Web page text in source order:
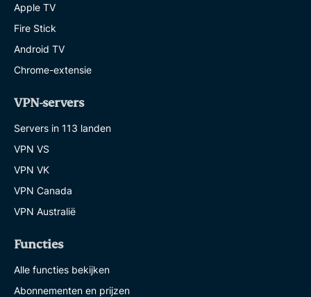
Apple TV
Fire Stick
Android TV
Chrome-extensie
VPN-servers
Servers in 113 landen
VPN VS
VPN VK
VPN Canada
VPN Australië
Functies
Alle functies bekijken
Abonnementen en prijzen